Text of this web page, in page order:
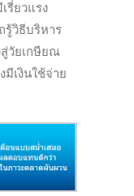
รี่ยวแรง
รู้วิธีบริหาร
สู่วัยเกษียณ
เงินใช้จ่าย